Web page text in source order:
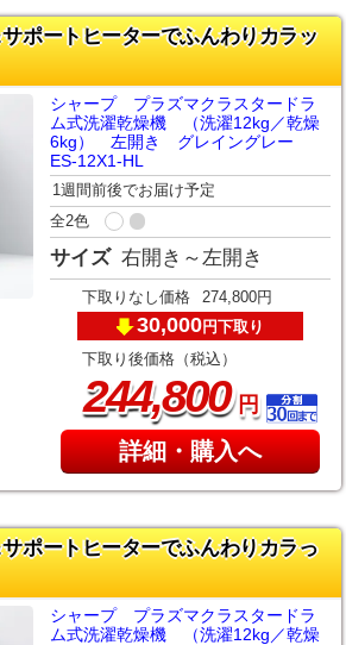
ポートヒーターでふんわりカラッ
シャープ プラズマクラスタードラ
ム式洗濯乾燥機 （洗濯12kg／乾燥
6kg） 左開き グレイングレー
ES-12X1-HL
1週間前後でお届け予定
全2色
サイズ 右開き～左開き
下取りなし価格 274,800円
30,000円下取り
下取り後価格（税込）
244,800円
詳細・購入へ
ポートヒーターでふんわりカラっ
シャープ プラズマクラスタードラ
ム式洗濯乾燥機 （洗濯12kg／乾燥